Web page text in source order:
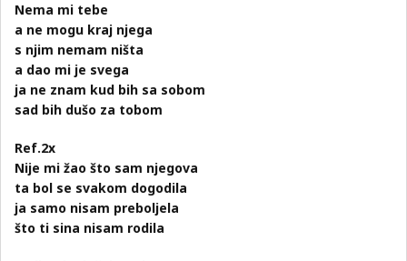
Nema mi tebe
a ne mogu kraj njega
s njim nemam ništa
a dao mi je svega
ja ne znam kud bih sa sobom
sad bih dušo za tobom
Ref.2x
Nije mi žao što sam njegova
ta bol se svakom dogodila
ja samo nisam preboljela
što ti sina nisam rodila